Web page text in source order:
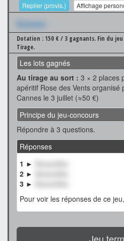
Replier (provis.) Affichage
Xxxxxxx
Dotation : 150 € / 3 gagnants. Fin du
Tirage.
Les lots gagnés
Au tirage au sort : 3 × 2 places
apéritif Rose des Vents organisé
Cannes le 3 juillet (≈50 €)
Principe du jeu-concours
Répondre à 3 questions.
Réponses
1 ►
XxxxxxXxx
2 ►
3 ►
Pour voir les réponses de ce jeu,
Jeu